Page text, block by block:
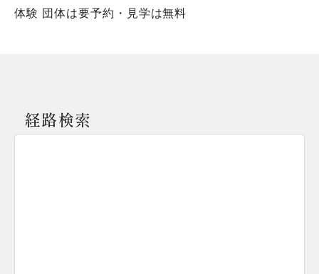
体験 団体は要予約・見学は無料
経路検索